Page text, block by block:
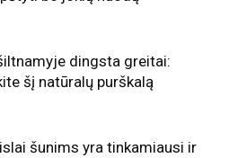
dingsta greitai:
šį natūralų purškalą
šunims yra tinkamiausi ir